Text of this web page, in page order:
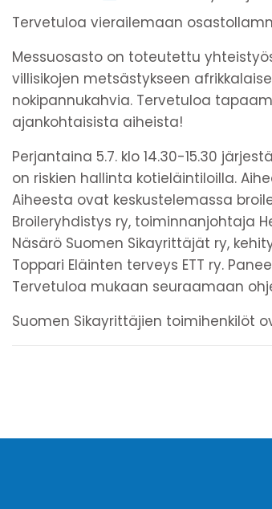
Tervetuloa vierailemaan
Messuosasto on toteutettu
villisikojen metsästykseen
nokipannukahvia. Tervetuloa
ajankohtaisista aiheista!
Perjantaina 5.7. klo 14.30-15.30
on riskien hallinta kotieläintiloilla.
Aiheesta ovat keskustelemassa
Broileryhdistys ry, toiminnanjohtaja
Näsärö Suomen Sikayrittäjät ry,
Toppari Eläinten terveys ETT ry.
Tervetuloa mukaan seuraamaan
Suomen Sikayrittäjien toimihenkilöt